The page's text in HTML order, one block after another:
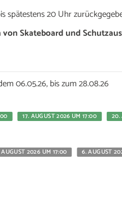
spätestens 20 Uhr
von Skateboard und
06.05.26, bis zum 28.08.26
17. AUGUST 2026 UM 17:00 20.
2026 UM 17:00 6. AUGUST